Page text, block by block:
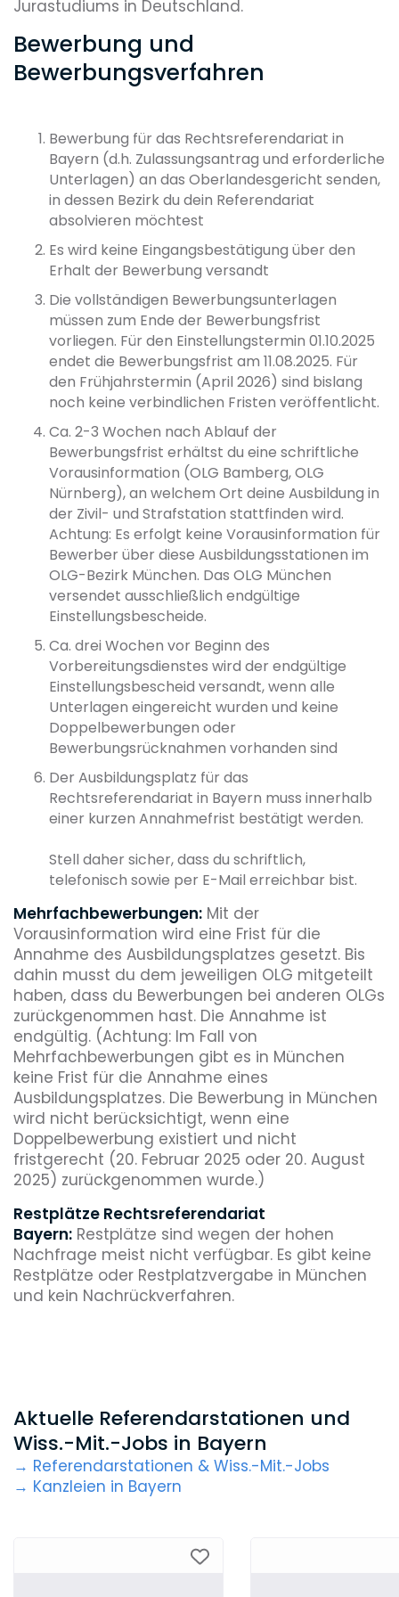
Jurastudiums in Deutschland.
Bewerbung und
Bewerbungsverfahren
Bewerbung für das Rechtsreferendariat in
Bayern (d.h. Zulassungsantrag und erforderliche
Unterlagen) an das Oberlandesgericht senden,
in dessen Bezirk du dein Referendariat
absolvieren möchtest
Es wird keine Eingangsbestätigung über den
Erhalt der Bewerbung versandt
Die vollständigen Bewerbungsunterlagen
müssen zum Ende der Bewerbungsfrist
vorliegen. Für den Einstellungstermin 01.10.2025
endet die Bewerbungsfrist am 11.08.2025. Für
den Frühjahrstermin (April 2026) sind bislang
noch keine verbindlichen Fristen veröffentlicht.
Ca. 2-3 Wochen nach Ablauf der
Bewerbungsfrist erhältst du eine schriftliche
Vorausinformation (OLG Bamberg, OLG
Nürnberg), an welchem Ort deine Ausbildung in
der Zivil- und Strafstation stattfinden wird.
Achtung: Es erfolgt keine Vorausinformation für
Bewerber über diese Ausbildungsstationen im
OLG-Bezirk München. Das OLG München
versendet ausschließlich endgültige
Einstellungsbescheide.
Ca. drei Wochen vor Beginn des
Vorbereitungsdienstes wird der endgültige
Einstellungsbescheid versandt, wenn alle
Unterlagen eingereicht wurden und keine
Doppelbewerbungen oder
Bewerbungsrücknahmen vorhanden sind
Der Ausbildungsplatz für das
Rechtsreferendariat in Bayern muss innerhalb
einer kurzen Annahmefrist bestätigt werden.
Stell daher sicher, dass du schriftlich,
telefonisch sowie per E-Mail erreichbar bist.
Mehrfachbewerbungen: Mit der
Vorausinformation wird eine Frist für die
Annahme des Ausbildungsplatzes gesetzt. Bis
dahin musst du dem jeweiligen OLG mitgeteilt
haben, dass du Bewerbungen bei anderen OLGs
zurückgenommen hast. Die Annahme ist
endgültig. (Achtung: Im Fall von
Mehrfachbewerbungen gibt es in München
keine Frist für die Annahme eines
Ausbildungsplatzes. Die Bewerbung in München
wird nicht berücksichtigt, wenn eine
Doppelbewerbung existiert und nicht
fristgerecht (20. Februar 2025 oder 20. August
2025) zurückgenommen wurde.)
Restplätze Rechtsreferendariat
Bayern: Restplätze sind wegen der hohen
Nachfrage meist nicht verfügbar. Es gibt keine
Restplätze oder Restplatzvergabe in München
und kein Nachrückverfahren.
Aktuelle Referendarstationen und
Wiss.-Mit.-Jobs in Bayern
→ Referendarstationen & Wiss.-Mit.-Jobs
→ Kanzleien in Bayern